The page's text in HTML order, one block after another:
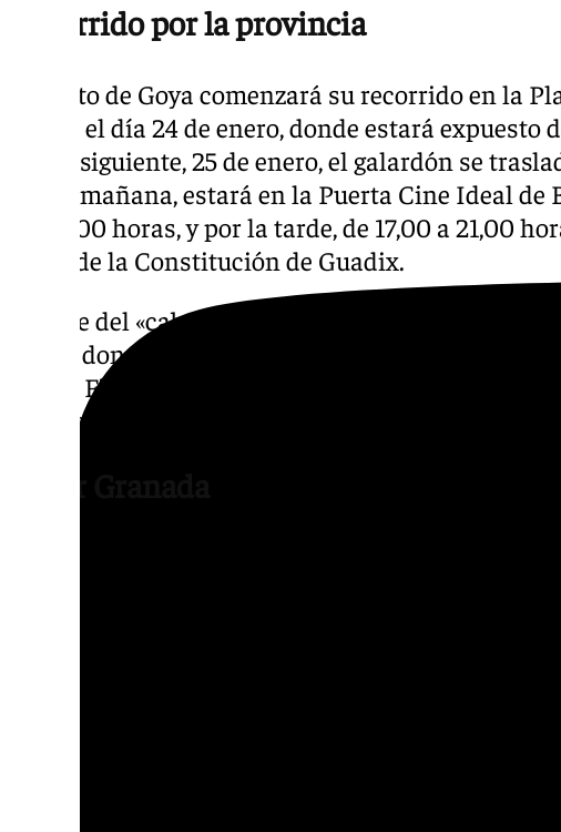
Recorrido por la provincia
El busto de Goya comenzará su recorrido en la
Motril el día 24 de enero, donde estará expuesto
Al día siguiente, 25 de enero, el galardón se
Por la mañana, estará en la Puerta Cine Ideal de
las 14,00 horas, y por la tarde, de 17,00 a 21,00
Plaza de la Constitución de Guadix.
El viaje del «cabezón» continuará en la localidad
enero, donde podrá visitarse en la Plaza Alpujarra,
horas. Finalmente, la figura cerrará su itinerario
Ángeles de Loja, el 31 de enero, con un horario de
Desde la Diputación inciden en que «la presencia
Granada’ en todas las acciones previas y durante
permitiendo asociarla a un evento de gran
conocimiento de la provincia y vinculándola con
Además, de forma indirecta la participación de
Granada en la 39 edición de los Premios Goya
positivo en el ámbito de la promoción cultural,